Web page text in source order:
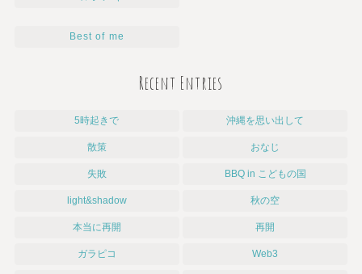
Best of me
Recent Entries
5時起きで 沖縄を思い出して
散策 おなじ
失敗 BBQ in こどもの国
light&shadow 秋の空
本当に再開 再開
ガラピコ Web3